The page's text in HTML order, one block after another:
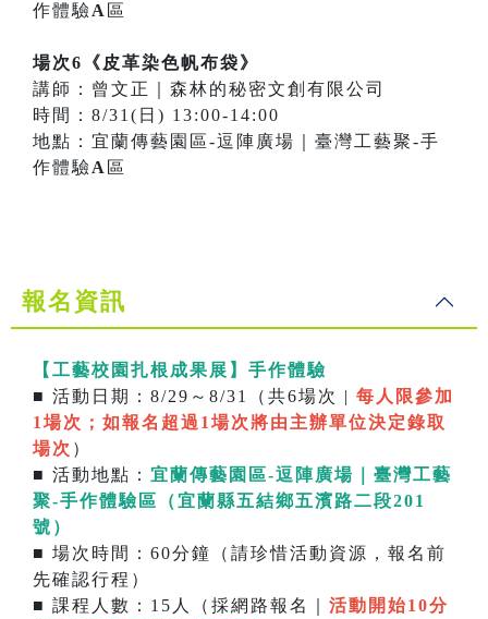
作體驗A 區
場次6《皮革染色帆布袋》
講師：曾文正｜森林的秘密文創有限公司
時間：8/31(日) 13:00-14:00
地點：宜蘭傳藝園區-逗陣廣場｜臺灣工藝聚-手
作體驗A 區
報名資訊
【工藝校園扎根成果展】手作體驗
■ 活動日期：8/29～8/31（共6場次 | 每人限參加
1場次；如報名超過1場次將由主辦單位決定錄取
場次 ）
■ 活動地點： 宜蘭傳藝園區-逗陣廣場｜臺灣工藝
聚-手作體驗區（宜蘭縣五結鄉五濱路二段201
號）
■ 場次時間：60分鐘（請珍惜活動資源，報名前
先確認行程）
■ 課程人數：15人（採網路報名｜ 活動開始10分